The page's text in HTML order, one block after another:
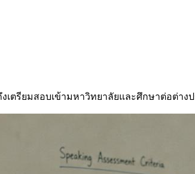
ตรียมสอบเข้ามหาวิทยาลัยและศึกษาต่อต่างป